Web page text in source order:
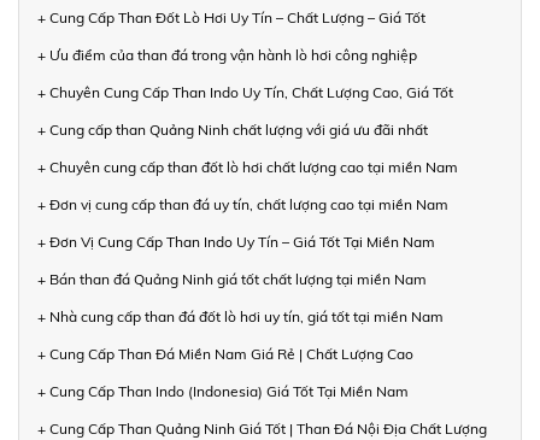
+ Cung Cấp Than Đốt Lò Hơi Uy Tín – Chất Lượng – Giá Tốt
+ Ưu điểm của than đá trong vận hành lò hơi công nghiệp
+ Chuyên Cung Cấp Than Indo Uy Tín, Chất Lượng Cao, Giá Tốt
+ Cung cấp than Quảng Ninh chất lượng với giá ưu đãi nhất
+ Chuyên cung cấp than đốt lò hơi chất lượng cao tại miền Nam
+ Đơn vị cung cấp than đá uy tín, chất lượng cao tại miền Nam
+ Đơn Vị Cung Cấp Than Indo Uy Tín – Giá Tốt Tại Miền Nam
+ Bán than đá Quảng Ninh giá tốt chất lượng tại miền Nam
+ Nhà cung cấp than đá đốt lò hơi uy tín, giá tốt tại miền Nam
+ Cung Cấp Than Đá Miền Nam Giá Rẻ | Chất Lượng Cao
+ Cung Cấp Than Indo (Indonesia) Giá Tốt Tại Miền Nam
+ Cung Cấp Than Quảng Ninh Giá Tốt | Than Đá Nội Địa Chất Lượng